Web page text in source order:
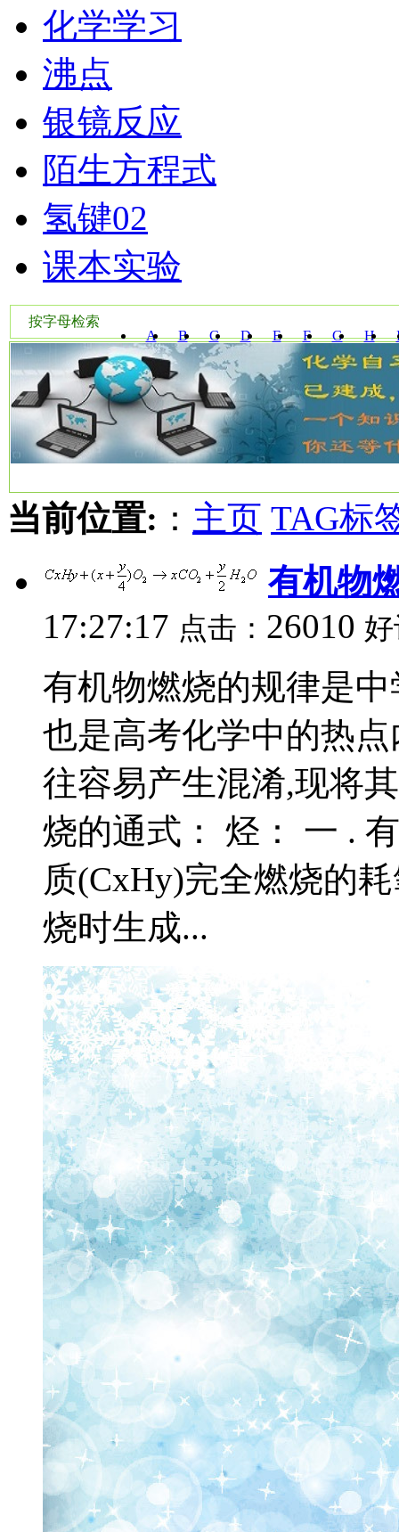
化学学习
沸点
银镜反应
陌生方程式
氢键02
课本实验
按字母检索
A
B C D E F G H
W Y
当前位置: ： 主页 TAG标
有机物
17:27:17 点击： 26010
有机物燃烧的规律是
也是高考化学中的热
往容易产生混淆,现将
烧的通式： 烃： 一 .
质(CxHy)完全燃烧的
烧时生成...